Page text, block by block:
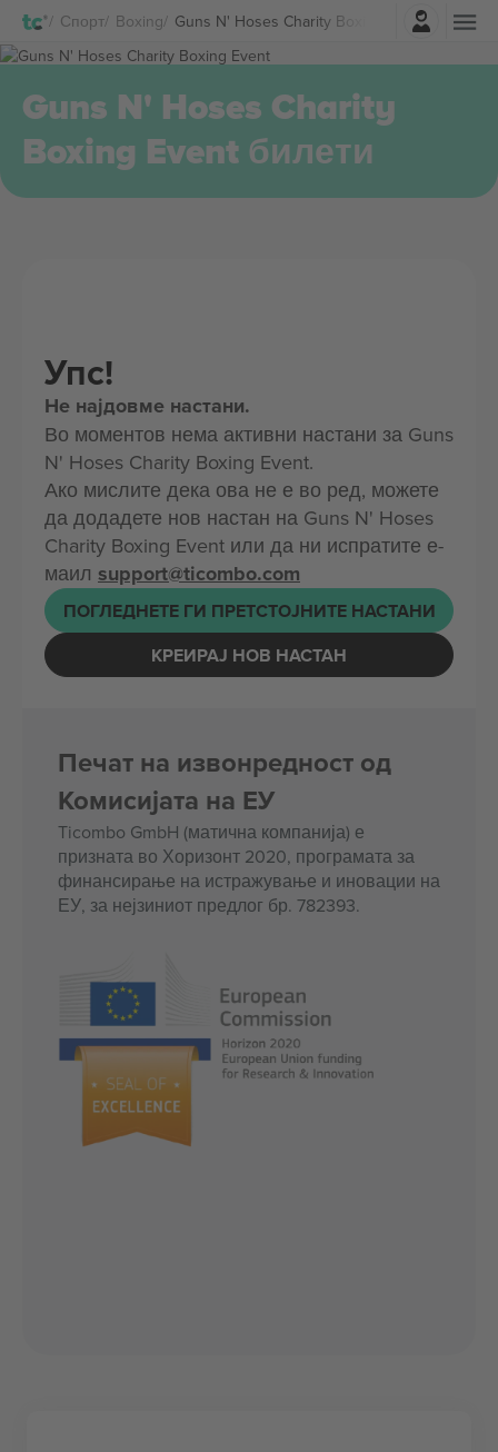
Спорт Boxing Guns N' Hoses Charity Boxing Event Билети
Најави се
Guns N' Hoses Charity
Boxing Event билети
Упс!
Не најдовме настани.
Во моментов нема активни настани за Guns
N' Hoses Charity Boxing Event.
Ако мислите дека ова не е во ред, можете
да додадете нов настан на Guns N' Hoses
Charity Boxing Event или да ни испратите е-
маил support@ticombo.com
ПОГЛЕДНЕТЕ ГИ ПРЕТСТОЈНИТЕ НАСТАНИ
КРЕИРАЈ НОВ НАСТАН
Печат на извонредност од
Комисијата на ЕУ
Ticombo GmbH (матична компанија) е
призната во Хоризонт 2020, програмата за
финансирање на истражување и иновации на
ЕУ, за нејзиниот предлог бр. 782393.